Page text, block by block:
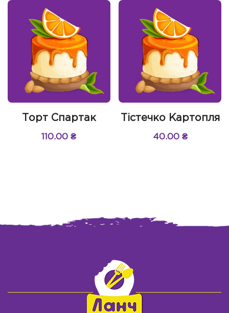
Торт Спартак
110.00₴
Тістечко Картопля
40.00 ₴